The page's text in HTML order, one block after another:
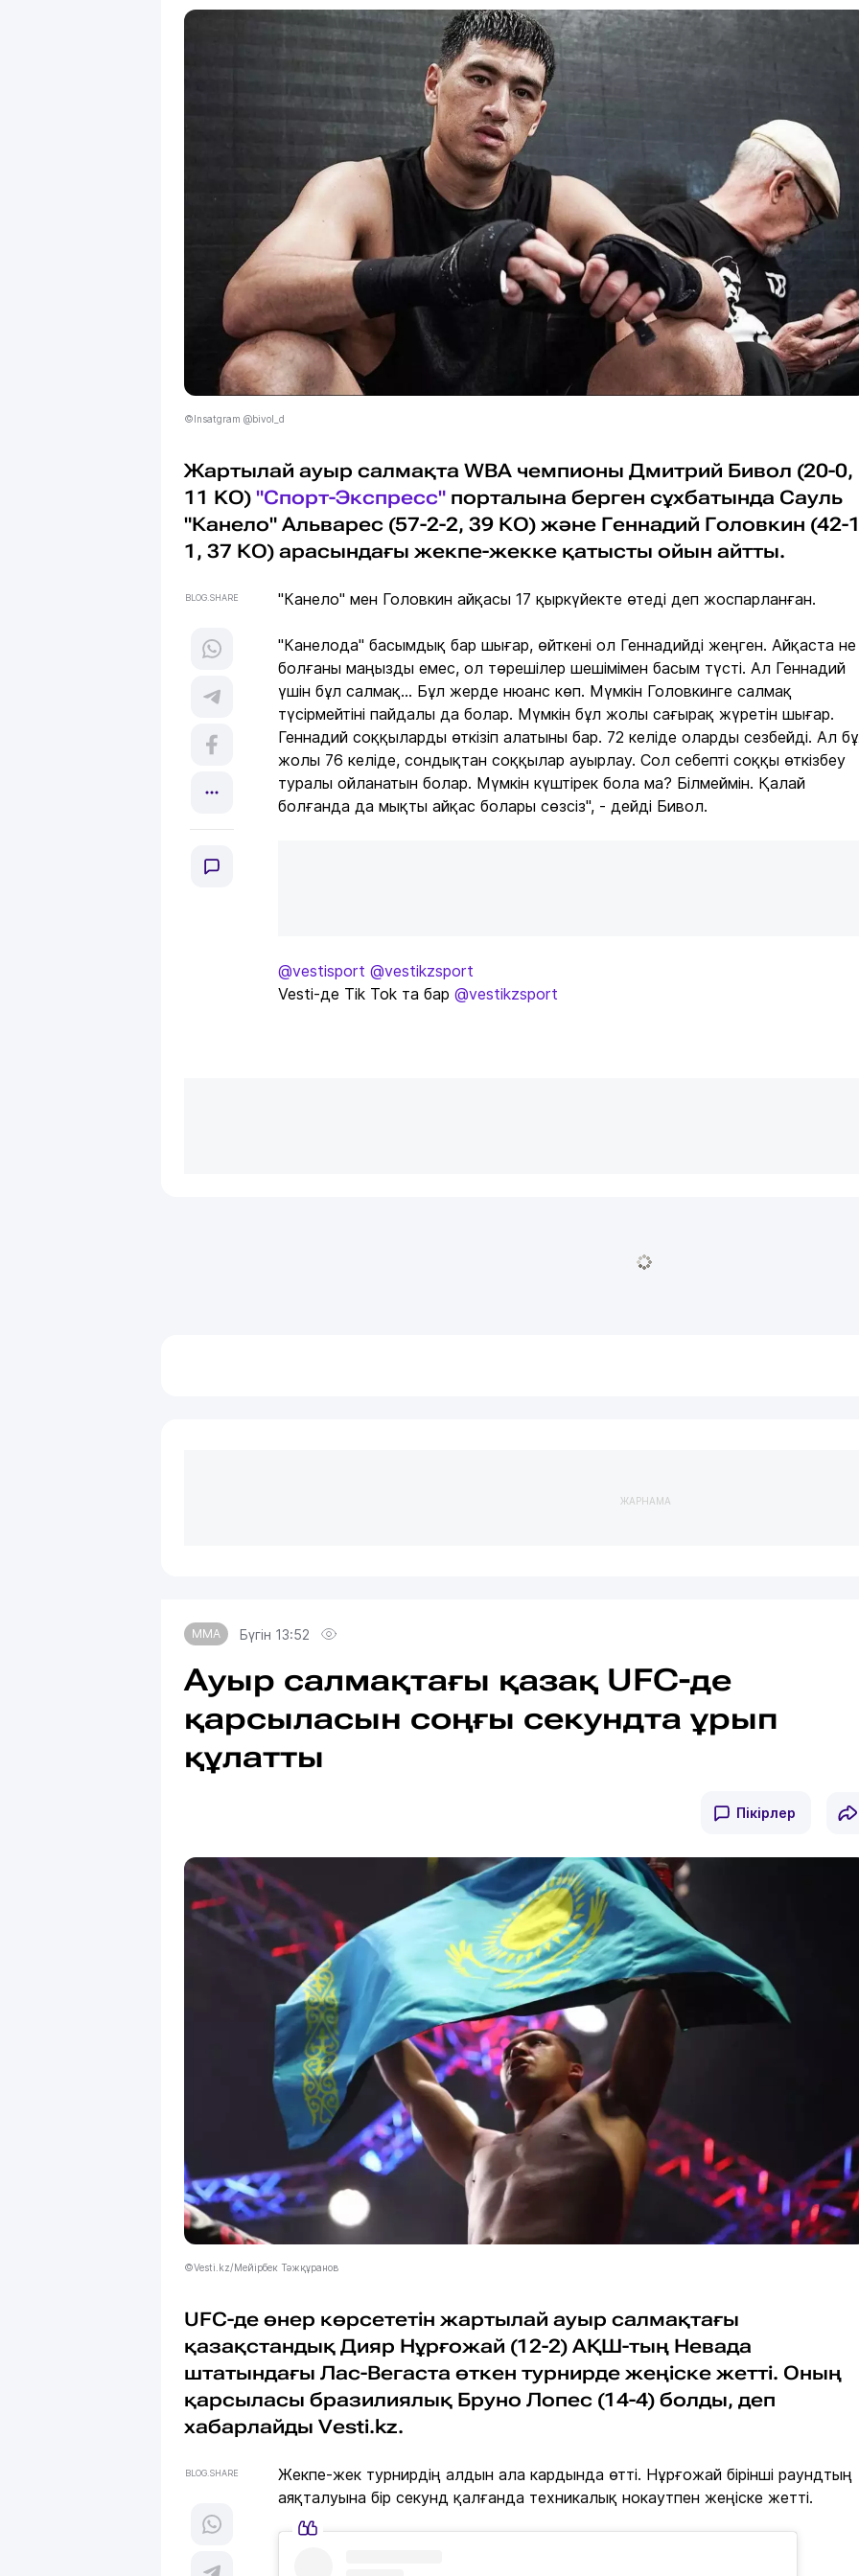
©Insatgram @bivol_d
Жартылай ауыр салмақта WBA чемпионы Дмитрий Бивол (20-0,
11 KO) "Спорт-Экспресс" порталына берген сұхбатында Сауль
"Канело" Альварес (57-2-2, 39 КО) және Геннадий Головкин (42-
1, 37 КО) арасындағы жекпе-жекке қатысты ойын айтты.
BLOG.SHARE "Канело" мен Головкин айқасы 17 қыркүйекте өтеді деп жоспарланған.
"Канелода" басымдық бар шығар, өйткені ол Геннадийді жеңген. Айқаста не
болғаны маңызды емес, ол төрешілер шешімімен басым түсті. Ал Геннадий
үшін бұл салмақ... Бұл жерде нюанс көп. Мүмкін Головкинге салмақ
түсірмейтіні пайдалы да болар. Мүмкін бұл жолы сағырақ жүретін шығар.
Геннадий соққыларды өткізіп алатыны бар. 72 келіде оларды сезбейді. Ал
жолы 76 келіде, сондықтан соққылар ауырлау. Сол себепті соққы өткізбеу
туралы ойланатын болар. Мүмкін күштірек бола ма? Білмеймін. Қалай
болғанда да мықты айқас болары сөзсіз", - дейді Бивол.
@vestisport @vestikzsport
Vesti-де Tik Tok та бар @vestikzsport
ЖАРНАМА
MMA Бүгін 13:52
Ауыр салмақтағы қазақ UFC-де
қарсыласын соңғы секундта ұрып
құлатты
Пікірлер
©Vesti.kz/Мейірбек Тәжқұранов
UFC-де өнер көрсететін жартылай ауыр салмақтағы
қазақстандық Дияр Нұрғожай (12-2) АҚШ-тың Невада
штатындағы Лас-Вегаста өткен турнирде жеңіске жетті. Оның
қарсыласы бразилиялық Бруно Лопес (14-4) болды, деп
хабарлайды Vesti.kz.
BLOG.SHARE
Жекпе-жек турнирдің алдын ала кардында өтті. Нұрғожай бірінші раундтың
аяқталуына бір секунд қалғанда техникалық нокаутпен жеңіске жетті.